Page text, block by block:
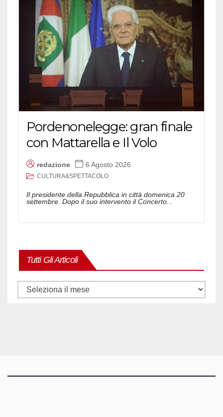
Pordenonelegge: gran finale
con Mattarella e Il Volo
redazione 6 Agosto 2026
CULTURA&SPETTACOLO
Il presidente della Repubblica in città domenica 20
settembre. Dopo il suo intervento il Concerto...
Tutti Gli Articoli
Tutti